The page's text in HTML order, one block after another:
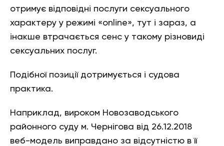
отримує відповідні послуги сексуального
характеру у режимі «online», тут і зараз, а
інакше втрачається сенс у такому різновиді
сексуальних послуг.
Подібної позиції дотримується і судова
практика.
Наприклад, вироком Новозаводського
районного суду м. Чернігова від 26.12.2018
веб-модель виправдано за відсутністю в її